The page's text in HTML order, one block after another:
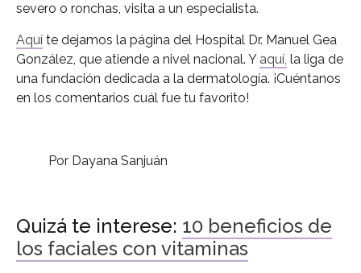
severo o ronchas, visita a un especialista.
Aquí te dejamos la página del Hospital Dr. Manuel Gea
González, que atiende a nivel nacional. Y aquí, la liga de
una fundación dedicada a la dermatología. ¡Cuéntanos
en los comentarios cuál fue tu favorito!
Por Dayana Sanjuán
Quizá te interese: 10 beneficios de
los faciales con vitaminas